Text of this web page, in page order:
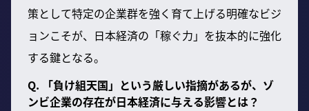
策として特定の企業群を強く育て上げる明確なビジ
ョンこそが、日本経済の「稼ぐ力」を抜本的に強化
する鍵となる。
Q. 「負け組天国」という厳しい指摘があるが、ゾ
ンビ企業の存在が日本経済に与える影響とは？